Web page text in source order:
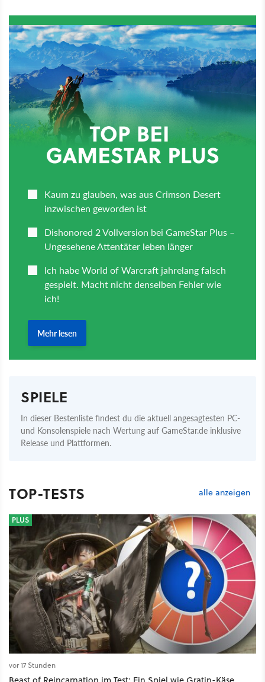
SPIELE
In dieser Bestenliste findest du die aktuell angesagtesten PC-
und Konsolenspiele nach Wertung auf GameStar.de inklusive
Release und Plattformen.
TOP-TESTS alle anzeigen
PLUS
vor 17 Stunden